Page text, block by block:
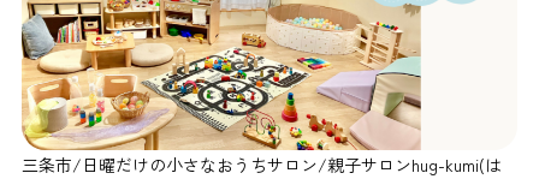
三条市/日曜だけの小さなおうちサロン/親子サロンhug-kumi(は